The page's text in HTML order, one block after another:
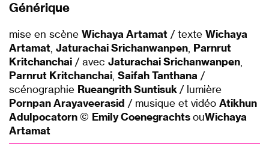
Générique
mise en scène Wichaya Artamat / texte Wichaya
Artamat, Jaturachai Srichanwanpen, Parnrut
Kritchanchai / avec Jaturachai Srichanwanpen,
Parnrut Kritchanchai, Saifah Tanthana /
scénographie Rueangrith Suntisuk/ lumière
Pornpan Arayaveerasid / musique et vidéo Atikhun
Adulpocatorn© Emily CoenegrachtsouWichaya
Artamat